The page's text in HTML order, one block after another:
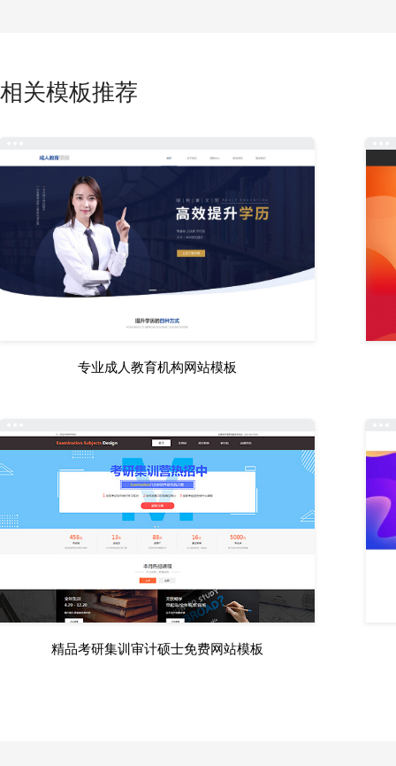
相关模板推荐
专业成人教育机构网站模板
精品考研集训审计硕士免费网站模板